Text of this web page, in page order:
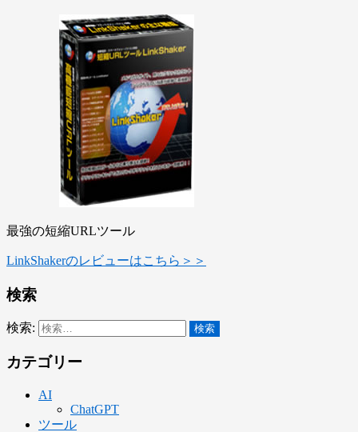
最強の短縮URLツール
LinkShakerのレビューはこちら＞＞
検索
検索:
カテゴリー
AI
ChatGPT
ツール